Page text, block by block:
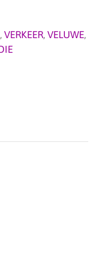
, VERKEER, VELUWE,